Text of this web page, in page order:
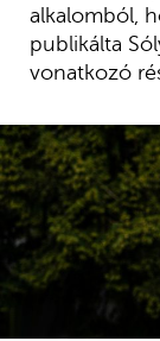
alkalomból,
publikálta
vonatkozó